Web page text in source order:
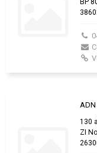
BP
130
ZI